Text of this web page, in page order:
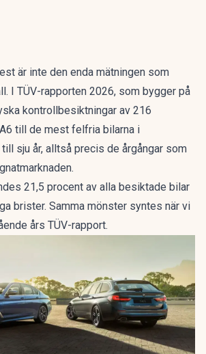
är inte den enda mätningen som
I TÜV-rapporten 2026, som bygger på
kontrollbesiktningar av 216
till de mest felfria bilarna i
sju år, alltså precis de årgångar som
21,5 procent av alla besiktade bilar
brister. Samma mönster syntes när vi
års TÜV-rapport.